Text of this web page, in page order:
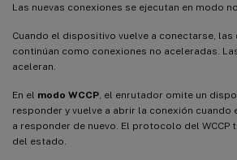
Las nuevas conexiones se ejecutan en modo
Cuando el dispositivo vuelve a conectarse,
continúan como conexiones no aceleradas.
aceleran.
En el modo WCCP , el enrutador omite un
responder y vuelve a abrir la conexión cuando
a responder de nuevo. El protocolo del WCCP
del estado.